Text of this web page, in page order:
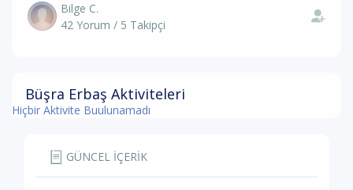
Bilge C.
42 Yorum / 5 Takipçi
Büşra Erbaş Aktiviteleri
Hiçbir Aktivite Buulunamadı
GÜNCEL İÇERİK